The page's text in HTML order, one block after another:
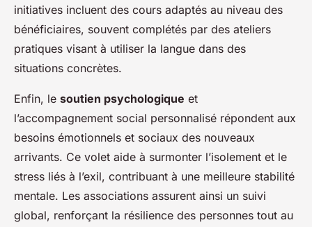
initiatives incluent des cours adaptés au niveau des
bénéficiaires, souvent complétés par des ateliers
pratiques visant à utiliser la langue dans des
situations concrètes.
Enfin, le soutien psychologique et
l’accompagnement social personnalisé répondent aux
besoins émotionnels et sociaux des nouveaux
arrivants. Ce volet aide à surmonter l’isolement et le
stress liés à l’exil, contribuant à une meilleure stabilité
mentale. Les associations assurent ainsi un suivi
global, renforçant la résilience des personnes tout au